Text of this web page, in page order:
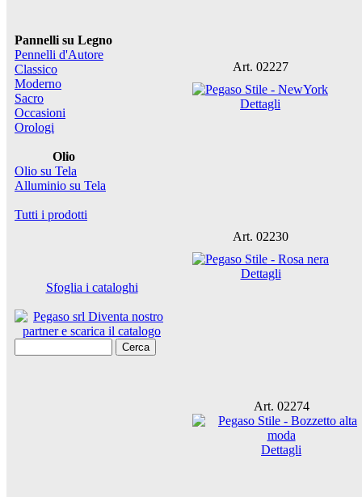
Pannelli su Legno
Pennelli d'Autore
Classico
Moderno
Sacro
Occasioni
Orologi
Olio
Olio su Tela
Alluminio su Tela
Tutti i prodotti
Sfoglia i cataloghi
Cerca
Art. 02227
Dettagli
Art. 02230
Dettagli
Art. 02274
Dettagli